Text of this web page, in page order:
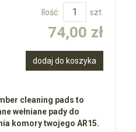
Ilość: szt.
74,00 zł
dodaj do koszyka
cleaning pads to
wełniane pady do
komory twojego AR15.